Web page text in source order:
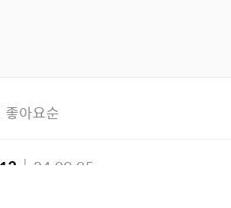
좋아요순
24.09.05